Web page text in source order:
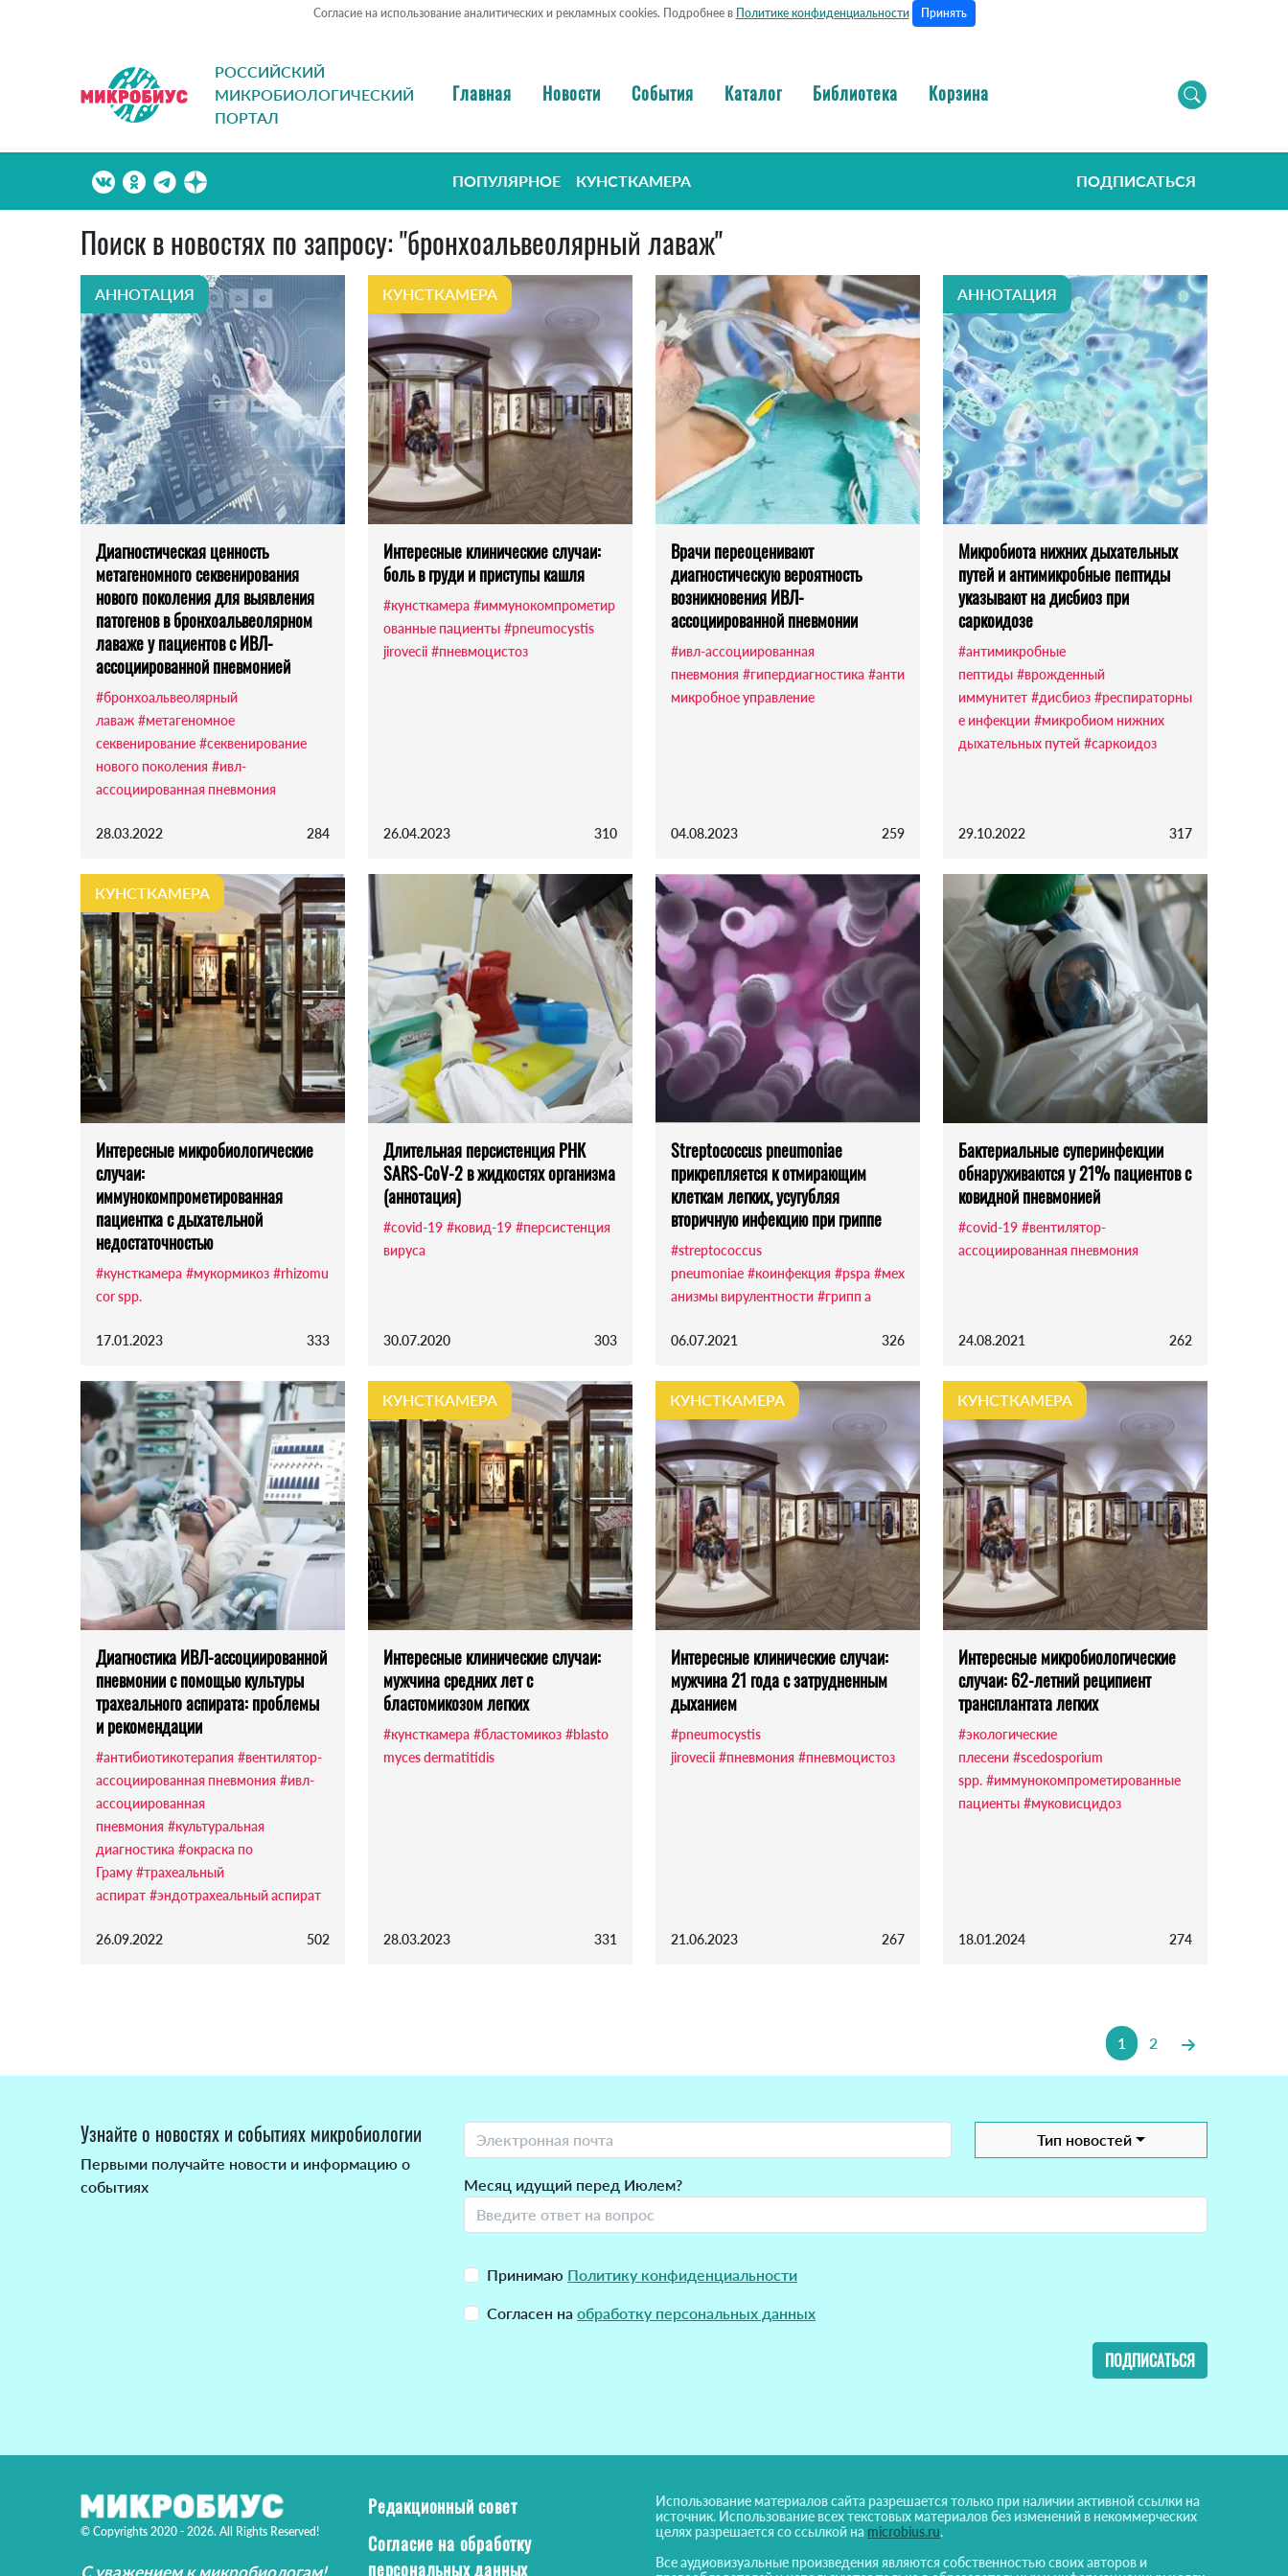
Согласие на использование аналитических и рекламных cookies. Подробнее в Политике конфиденциальности Принять
РОССИЙСКИЙ
МИКРОБИОЛОГИЧЕСКИЙ
ПОРТАЛ
Главная Новости События Каталог Библиотека Корзина
ПОПУЛЯРНОЕ КУНСТКАМЕРА ПОДПИСАТЬСЯ
Поиск в новостях по запросу: "бронхоальвеолярный лаваж"
АННОТАЦИЯ
Диагностическая ценность
метагеномного секвенирования
нового поколения для выявления
патогенов в бронхоальвеолярном
лаваже у пациентов с ИВЛ-
ассоциированной пневмонией
#бронхоальвеолярный
лаваж #метагеномное
секвенирование #секвенирование
нового поколения #ивл-
ассоциированная пневмония
28.03.2022 284
КУНСТКАМЕРА
Интересные клинические случаи:
боль в груди и приступы кашля
#кунсткамера #иммунокомпрометир
ованные пациенты #pneumocystis
jirovecii #пневмоцистоз
26.04.2023 310
Врачи переоценивают
диагностическую вероятность
возникновения ИВЛ-
ассоциированной пневмонии
#ивл-ассоциированная
пневмония #гипердиагностика #анти
микробное управление
04.08.2023 259
АННОТАЦИЯ
Микробиота нижних дыхательных
путей и антимикробные пептиды
указывают на дисбиоз при
саркоидозе
#антимикробные
пептиды #врожденный
иммунитет #дисбиоз #респираторны
е инфекции #микробиом нижних
дыхательных путей #саркоидоз
29.10.2022 317
КУНСТКАМЕРА
Интересные микробиологические
случаи:
иммунокомпрометированная
пациентка с дыхательной
недостаточностью
#кунсткамера #мукормикоз #rhizomu
cor spp.
17.01.2023 333
Длительная персистенция РНК
SARS-CoV-2 в жидкостях организма
(аннотация)
#covid-19 #ковид-19 #персистенция
вируса
30.07.2020 303
Streptococcus pneumoniae
прикрепляется к отмирающим
клеткам легких, усугубляя
вторичную инфекцию при гриппе
#streptococcus
pneumoniae #коинфекция #pspa #мех
анизмы вирулентности #грипп а
06.07.2021 326
Бактериальные суперинфекции
обнаруживаются у 21% пациентов с
ковидной пневмонией
#covid-19 #вентилятор-
ассоциированная пневмония
24.08.2021 262
Диагностика ИВЛ-ассоциированной
пневмонии с помощью культуры
трахеального аспирата: проблемы
и рекомендации
#антибиотикотерапия #вентилятор-
ассоциированная пневмония #ивл-
ассоциированная
пневмония #культуральная
диагностика #окраска по
Граму #трахеальный
аспират #эндотрахеальный аспират
26.09.2022 502
КУНСТКАМЕРА
Интересные клинические случаи:
мужчина средних лет с
бластомикозом легких
#кунсткамера #бластомикоз #blasto
myces dermatitidis
28.03.2023 331
КУНСТКАМЕРА
Интересные клинические случаи:
мужчина 21 года с затрудненным
дыханием
#pneumocystis
jirovecii #пневмония #пневмоцистоз
21.06.2023 267
КУНСТКАМЕРА
Интересные микробиологические
случаи: 62-летний реципиент
трансплантата легких
#экологические
плесени #scedosporium
spp. #иммунокомпрометированные
пациенты #муковисцидоз
18.01.2024 274
1 2
Узнайте о новостях и событиях микробиологии
Первыми получайте новости и информацию о
событиях
Тип новостей
Месяц идущий перед Июлем?
Принимаю Политику конфиденциальности
Согласен на обработку персональных данных
ПОДПИСАТЬСЯ
© Copyrights 2020 - 2026. All Rights Reserved!
С уважением к микробиологам!
Редакционный совет
Согласие на обработку
персональных данных
Использование материалов сайта разрешается только при наличии активной ссылки на
источник. Использование всех текстовых материалов без изменений в некоммерческих
целях разрешается со ссылкой на microbius.ru.
Все аудиовизуальные произведения являются собственностью своих авторов и